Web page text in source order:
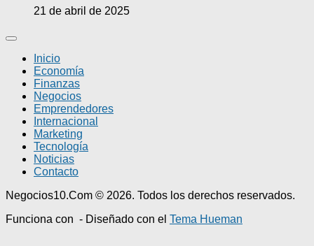
21 de abril de 2025
Inicio
Economía
Finanzas
Negocios
Emprendedores
Internacional
Marketing
Tecnología
Noticias
Contacto
Negocios10.Com © 2026. Todos los derechos reservados.
Funciona con - Diseñado con el Tema Hueman